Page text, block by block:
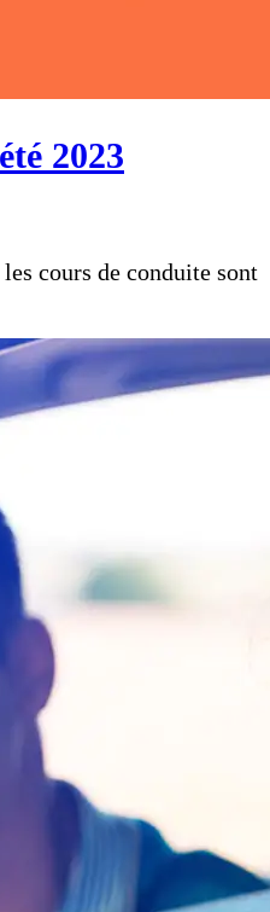
2023
cours de conduite sont